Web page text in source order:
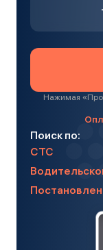
Нажимая «
Поиск по:
СТС